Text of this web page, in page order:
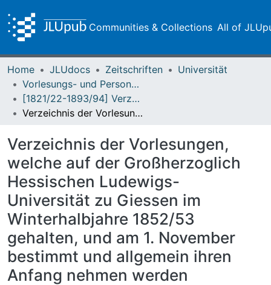
Communities & Collections All of
Home JLUdocs Zeitschriften
Universität
Vorlesungs- und Personalverzeichnis / Justus-Liebig-Universität Gießen
[1821/22-1893/94] Verzeichniß der Vorlesungen / Großherzoglich Hessische Universität zu Giessen
Verzeichnis der Vorlesungen, welche auf der Großherzoglich Hessischen Ludewigs-Universität zu Giessen im Winterhalbjahre 1852/53 gehalten, und am 1. November bestimmt und allgemein ihren Anfang nehmen werden
Verzeichnis der Vorlesungen,
welche auf der Großherzoglich
Hessischen Ludewigs-
Universität zu Giessen im
Winterhalbjahre 1852/53
gehalten, und am 1. November
bestimmt und allgemein ihren
Anfang nehmen werden